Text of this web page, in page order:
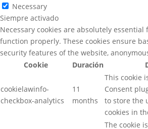
Necessary
Siempre activado
Necessary cookies are absolutely
function properly. These cookies ensure
security features of the website,
Cookie
Duración
cookielawinfo-
checkbox-analytics
11
months
This cookie
Consent
to store the
cookies in
The cookie